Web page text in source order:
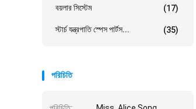
বয়লার সিস্টেম (17)
স্টার্চ যন্ত্রপাতি স্পেস পার্টস... (35)
পরিচিতি